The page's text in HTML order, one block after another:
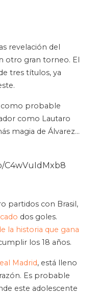
revelación del
otro gran torneo. El
tres títulos, ya
como probable
como Lautaro
magia de Álvarez…
C4wVuIdMxb8
partidos con Brasil,
dos goles.
la historia que gana
los 18 años.
Madrid, está lleno
Es probable
este adolescente